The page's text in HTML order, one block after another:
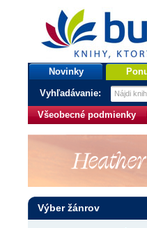
bux.sk
knihy, ktorými žijete
Úvodná stránka
Novinky
Vyhľadávanie:
Všeobecné podmienky
Výber žánrov